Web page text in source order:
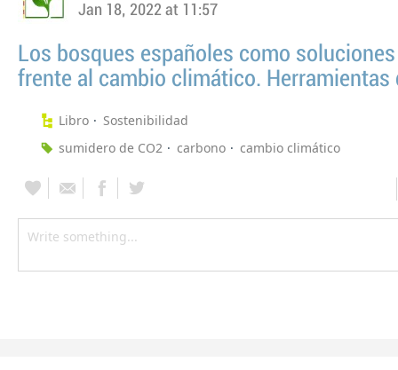
Jan 18, 2022 at 11:57
Los bosques españoles como
frente al cambio climático. Herramientas
Libro
Sostenibilidad
sumidero de CO2
carbono cambio climático